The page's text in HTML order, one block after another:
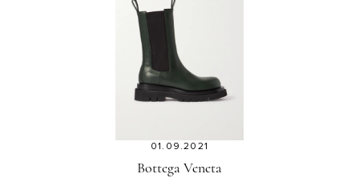
01.09.2021
Bottega Veneta